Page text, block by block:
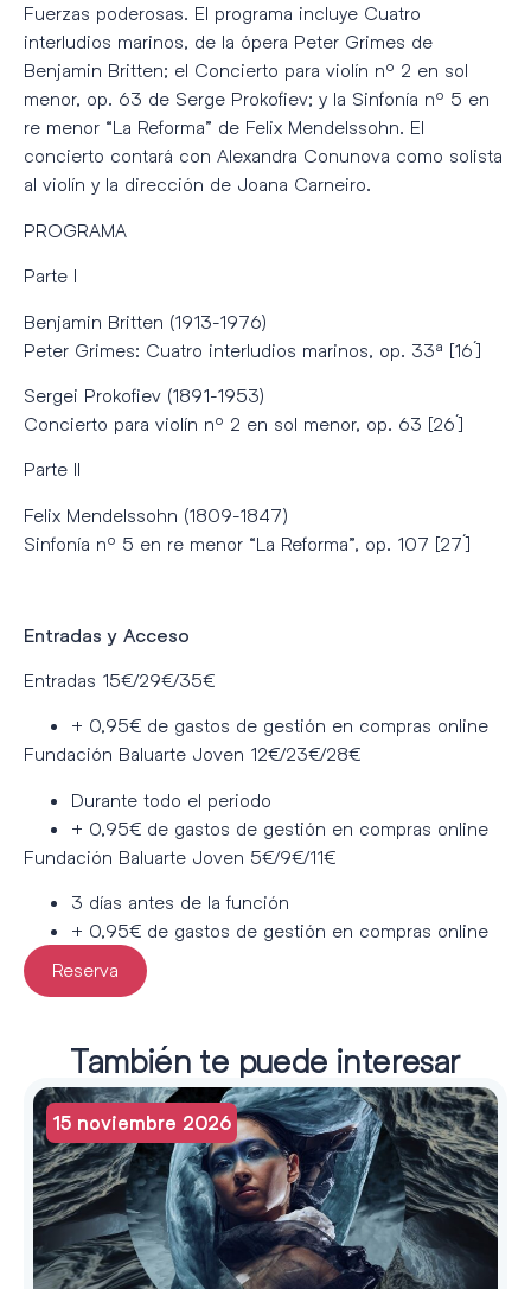
Fuerzas poderosas. El programa incluye Cuatro
interludios marinos, de la ópera Peter Grimes de
Benjamin Britten; el Concierto para violín nº 2 en sol
menor, op. 63 de Serge Prokofiev; y la Sinfonía nº 5 en
re menor “La Reforma” de Felix Mendelssohn. El
concierto contará con Alexandra Conunova como solista
al violín y la dirección de Joana Carneiro.
PROGRAMA
Parte I
Benjamin Britten (1913-1976)
Peter Grimes: Cuatro interludios marinos, op. 33ª [16´]
Sergei Prokofiev (1891-1953)
Concierto para violín nº 2 en sol menor, op. 63 [26´]
Parte II
Felix Mendelssohn (1809-1847)
Sinfonía nº 5 en re menor “La Reforma”, op. 107 [27´]
Entradas y Acceso
Entradas 15€/29€/35€
+ 0,95€ de gastos de gestión en compras online
Fundación Baluarte Joven 12€/23€/28€
Durante todo el periodo
+ 0,95€ de gastos de gestión en compras online
Fundación Baluarte Joven 5€/9€/11€
3 días antes de la función
+ 0,95€ de gastos de gestión en compras online
Reserva
También te puede interesar
15 noviembre 2026